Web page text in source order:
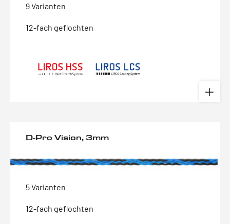
9 Varianten
12-fach geflochten
D-Pro Vision, 3mm
5 Varianten
12-fach geflochten